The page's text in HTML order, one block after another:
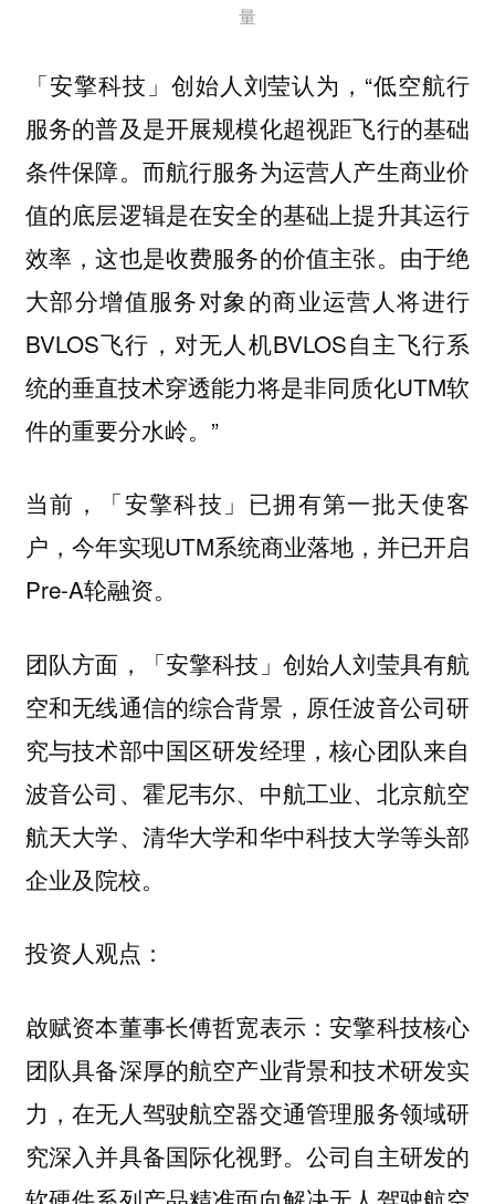
量
「安擎科技」创始人刘莹认为，“低空航行
服务的普及是开展规模化超视距飞行的基础
条件保障。而航行服务为运营人产生商业价
值的底层逻辑是在安全的基础上提升其运行
效率，这也是收费服务的价值主张。由于绝
大部分增值服务对象的商业运营人将进行
BVLOS飞行，对无人机BVLOS自主飞行系
统的垂直技术穿透能力将是非同质化UTM软
件的重要分水岭。”
当前，「安擎科技」已拥有第一批天使客
户，今年实现UTM系统商业落地，并已开启
Pre-A轮融资。
团队方面，「安擎科技」创始人刘莹具有航
空和无线通信的综合背景，原任波音公司研
究与技术部中国区研发经理，核心团队来自
波音公司、霍尼韦尔、中航工业、北京航空
航天大学、清华大学和华中科技大学等头部
企业及院校。
投资人观点：
啟赋资本董事长傅哲宽表示：安擎科技核心
团队具备深厚的航空产业背景和技术研发实
力，在无人驾驶航空器交通管理服务领域研
究深入并具备国际化视野。公司自主研发的